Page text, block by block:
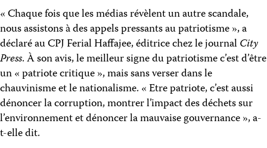
« Chaque fois que les médias révèlent un autre scandale,
nous assistons à des appels pressants au patriotisme », a
déclaré au CPJ Ferial Haffajee, éditrice chez le journalCity
Press. À son avis, le meilleur signe du patriotisme c’est d’être
un « patriote critique », mais sans verser dans le
chauvinisme et le nationalisme. « Etre patriote, c’est aussi
dénoncer la corruption, montrer l’impact des déchets sur
l’environnement et dénoncer la mauvaise gouvernance », a-
t-elle dit.